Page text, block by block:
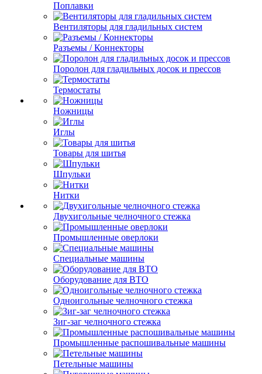
Поплавки
Вентиляторы для гладильных систем
Разъемы / Коннекторы
Поролон для гладильных досок и прессов
Термостаты
Ножницы
Иглы
Товары для шитья
Шпульки
Нитки
Двухигольные челночного стежка
Промышленные оверлоки
Специальные машины
Оборудование для ВТО
Одноигольные челночного стежка
Зиг-заг челночного стежка
Промышленные распошивальные машины
Петельные машины